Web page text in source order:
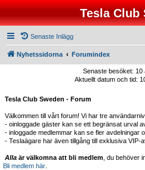
Tesla Club
Senaste Inlägg
Nyhetssidorna Forumindex
Senaste besöket: 10
Aktuellt datum och tid:
Tesla Club Sweden - Forum
Välkommen till vårt forum! Vi har tre
- oinloggade gäster kan se ett begränsat urval
- inloggade medlemmar kan se fler avdelningar
- Teslaägare har även tillgång till exklusiva VIP-
Alla är välkomna att bli medlem , du behöver
Bli medlem här